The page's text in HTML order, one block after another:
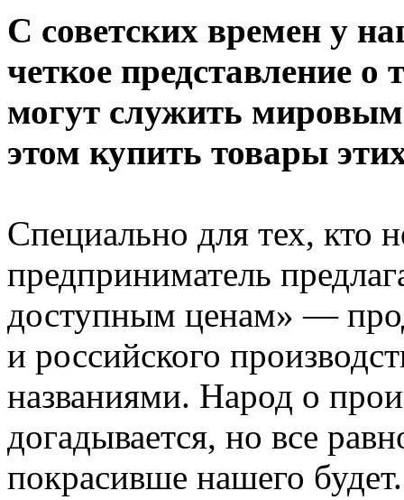
С советских времен у
четкое представление
могут служить
этом купить товары
Специально для тех, кто
предприниматель
доступным ценам» —
и российского
названиями. Народ о
догадывается, но все
покрасивше нашего будет.